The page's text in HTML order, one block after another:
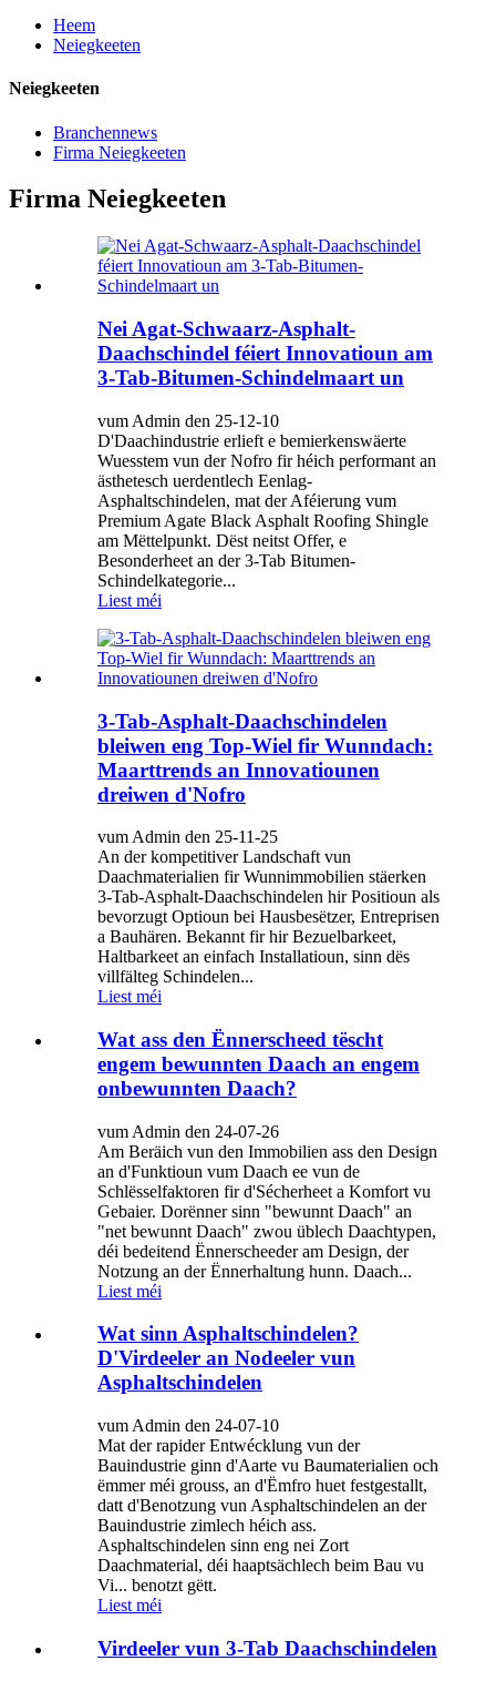
Heem
Neiegkeeten
Neiegkeeten
Branchennews
Firma Neiegkeeten
Firma Neiegkeeten
Nei Agat-Schwaarz-Asphalt-
Daachschindel féiert Innovatioun am
3-Tab-Bitumen-Schindelmaart un
vum Admin den 25-12-10
D'Daachindustrie erlieft e bemierkenswäerte
Wuesstem vun der Nofro fir héich performant an
ästhetesch uerdentlech Eenlag-
Asphaltschindelen, mat der Aféierung vum
Premium Agate Black Asphalt Roofing Shingle
am Mëttelpunkt. Dëst neitst Offer, e
Besonderheet an der 3-Tab Bitumen-
Schindelkategorie...
Liest méi
3-Tab-Asphalt-Daachschindelen
bleiwen eng Top-Wiel fir Wunndach:
Maarttrends an Innovatiounen
dreiwen d'Nofro
vum Admin den 25-11-25
An der kompetitiver Landschaft vun
Daachmaterialien fir Wunnimmobilien stäerken
3-Tab-Asphalt-Daachschindelen hir Positioun als
bevorzugt Optioun bei Hausbesëtzer, Entreprisen
a Bauhären. Bekannt fir hir Bezuelbarkeet,
Haltbarkeet an einfach Installatioun, sinn dës
villfälteg Schindelen...
Liest méi
Wat ass den Ënnerscheed tëscht
engem bewunnten Daach an engem
onbewunnten Daach?
vum Admin den 24-07-26
Am Beräich vun den Immobilien ass den Design
an d'Funktioun vum Daach ee vun de
Schlësselfaktoren fir d'Sécherheet a Komfort vu
Gebaier. Dorënner sinn "bewunnt Daach" an
"net bewunnt Daach" zwou üblech Daachtypen,
déi bedeitend Ënnerscheeder am Design, der
Notzung an der Ënnerhaltung hunn. Daach...
Liest méi
Wat sinn Asphaltschindelen?
D'Virdeeler an Nodeeler vun
Asphaltschindelen
vum Admin den 24-07-10
Mat der rapider Entwécklung vun der
Bauindustrie ginn d'Aarte vu Baumaterialien och
ëmmer méi grouss, an d'Ëmfro huet festgestallt,
datt d'Benotzung vun Asphaltschindelen an der
Bauindustrie zimlech héich ass.
Asphaltschindelen sinn eng nei Zort
Daachmaterial, déi haaptsächlech beim Bau vu
Vi... benotzt gëtt.
Liest méi
Virdeeler vun 3-Tab Daachschindelen